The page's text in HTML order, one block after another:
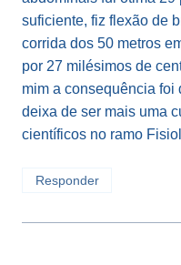
suficiente, fiz flexão de
corrida dos 50 metros
por 27 milésimos de
mim a consequência foi
deixa de ser mais uma
científicos no ramo
Responder